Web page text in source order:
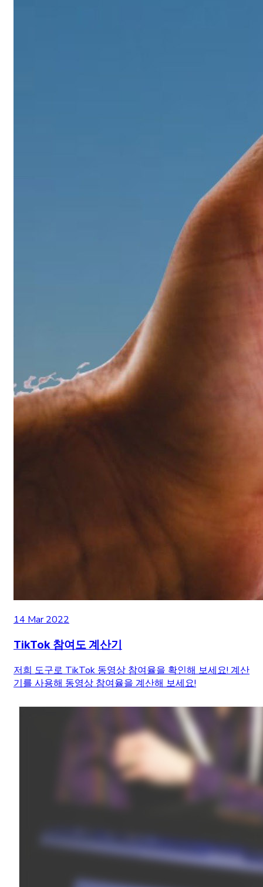
14 Mar 2022
TikTok 참여도 계산기
저희 도구로 TikTok 동영상 참여율을 확인해 보세요! 계산
기를 사용해 동영상 참여율을 계산해 보세요!